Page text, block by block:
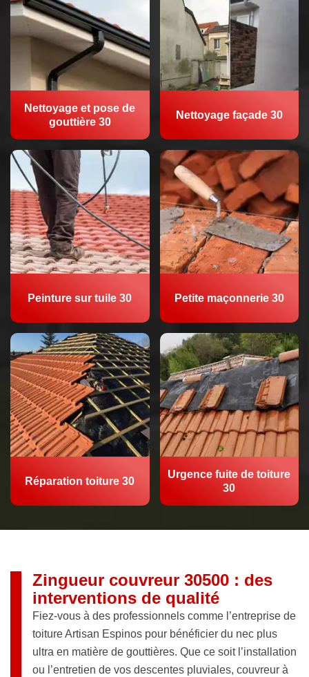
Nettoyage et pose de
gouttière 30
Nettoyage façade 30
Peinture sur tuile 30 Petite maçonnerie 30
Réparation toiture 30
Urgence fuite de toiture
30
Zingueur couvreur 30500 : des
interventions de qualité
Fiez-vous à des professionnels comme l’entreprise de
toiture Artisan Espinos pour bénéficier du nec plus
ultra en matière de gouttières. Que ce soit l’installation
ou l’entretien de vos descentes pluviales, couvreur à